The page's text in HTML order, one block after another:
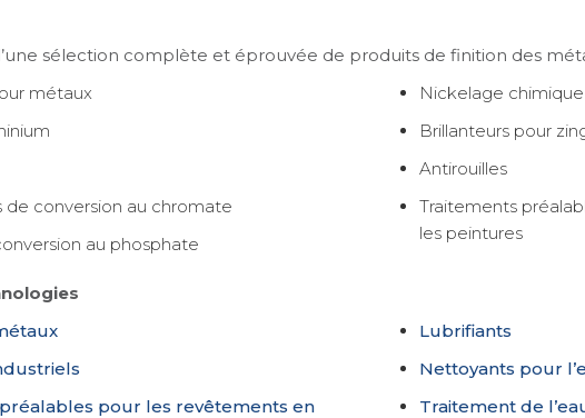
sélection complète et éprouvée de produits de finition des
métaux
de conversion au chromate
au phosphate
Nickelage chimique
Brillanteurs pour
Antirouilles
Traitements
les peintures
pour les revêtements en
Lubrifiants
Nettoyants pour
Traitement de